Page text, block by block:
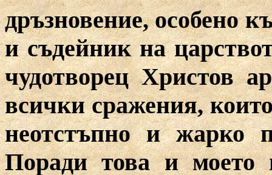
дръзновение, особено
и съдейник на
чудотворец Христов
всички сражения,
неотстъпно и жарко
Поради това и моето